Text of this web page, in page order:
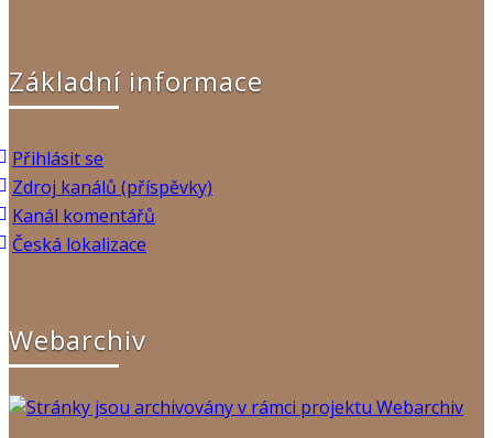
Základní informace
Přihlásit se
Zdroj kanálů (příspěvky)
Kanál komentářů
Česká lokalizace
Webarchiv